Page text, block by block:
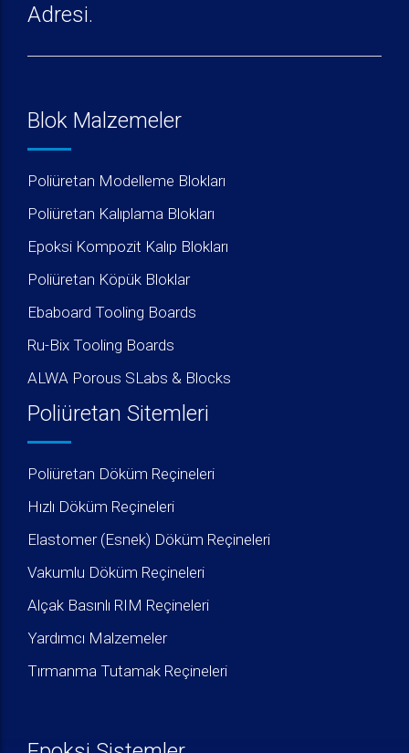
Adresi.
Blok Malzemeler
Poliüretan Modelleme Blokları
Poliüretan Kalıplama Blokları
Epoksi Kompozit Kalıp Blokları
Poliüretan Köpük Bloklar
Ebaboard Tooling Boards
Ru-Bix Tooling Boards
ALWA Porous SLabs & Blocks
Poliüretan Sitemleri
Poliüretan Döküm Reçineleri
Hızlı Döküm Reçineleri
Elastomer (Esnek) Döküm Reçineleri
Vakumlu Döküm Reçineleri
Alçak Basınlı RIM Reçineleri
Yardımcı Malzemeler
Tırmanma Tutamak Reçineleri